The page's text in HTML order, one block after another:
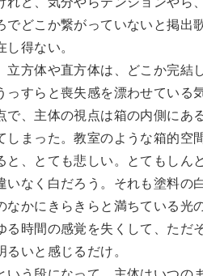
でどこか繋がっていないと掲出
得ない。
方体や直方体は、どこか完結
っすらと喪失感を漂わせている
で、主体の視点は箱の内側にあ
しまった。教室のような箱的空
と、とても悲しい。とてもしん
いなく白だろう。それも塗料の
なかにきらきらと満ちている光
る時間の感覚を失くして、ただ
いと感じるだけ。